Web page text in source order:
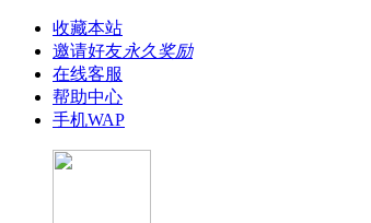
收藏本站
邀请好友永久奖励
在线客服
帮助中心
手机WAP